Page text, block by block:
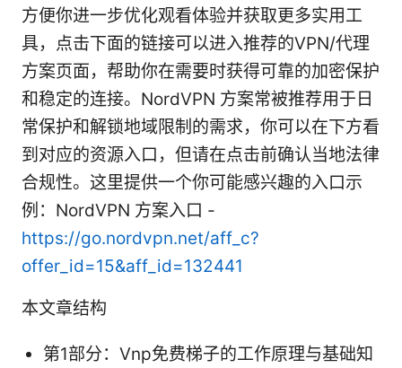
方便你进一步优化观看体验并获取更多实用工
具，点击下面的链接可以进入推荐的VPN/代理
方案页面，帮助你在需要时获得可靠的加密保护
和稳定的连接。NordVPN 方案常被推荐用于日
常保护和解锁地域限制的需求，你可以在下方看
到对应的资源入口，但请在点击前确认当地法律
合规性。这里提供一个你可能感兴趣的入口示
例：NordVPN 方案入口 -
https://go.nordvpn.net/aff_c?
offer_id=15&aff_id=132441
本文章结构
第1部分：Vnp免费梯子的工作原理与基础知